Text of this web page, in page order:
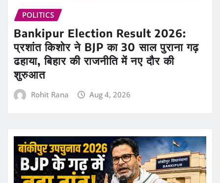
POLITICS
Bankipur Election Result 2026:
प्रशांत किशोर ने BJP का 30 साल पुराना गढ़
ढहाया, बिहार की राजनीति में नए दौर की
शुरुआत
Rohit Rana Aug 4, 2026